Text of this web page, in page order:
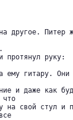
другое. Питер
протянул руку:
ему гитару. Они
и даже как
что
на свой стул и